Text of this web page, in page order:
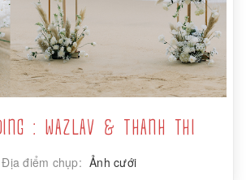
: WAZLAV & THANH THI
Địa điểm chụp: Ảnh cưới